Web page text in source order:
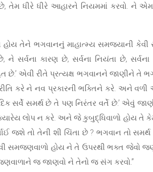
ધીરે ધીરે આહારને નિયમમાં કરવો. ને એમ
હોય તેને ભગવાનનું માહાત્મ્ય સમજ્યાની
ને સર્વના કારણ છે, સર્વના નિયંતા છે,
એવી રીતે પ્રત્યક્ષ ભગવાનને જાણીને તે
કરે ને નવ પ્રકારની ભક્તિને કરે. અને
સર્વે સમર્થ છે તે પણ નિરંતર વર્તે છે.’ એવું
ક્યારેય લોપ ન કરે. અને જે કુબુદ્ધિવાળો હોય
જશે તો તેની શી ચિંતા છે ? ભગવાન તો
સમજણવાળો હોય ને તે ઉપરથી ભક્ત જેવો
જ જાણવો ને તેનો જ સંગ કરવો.”